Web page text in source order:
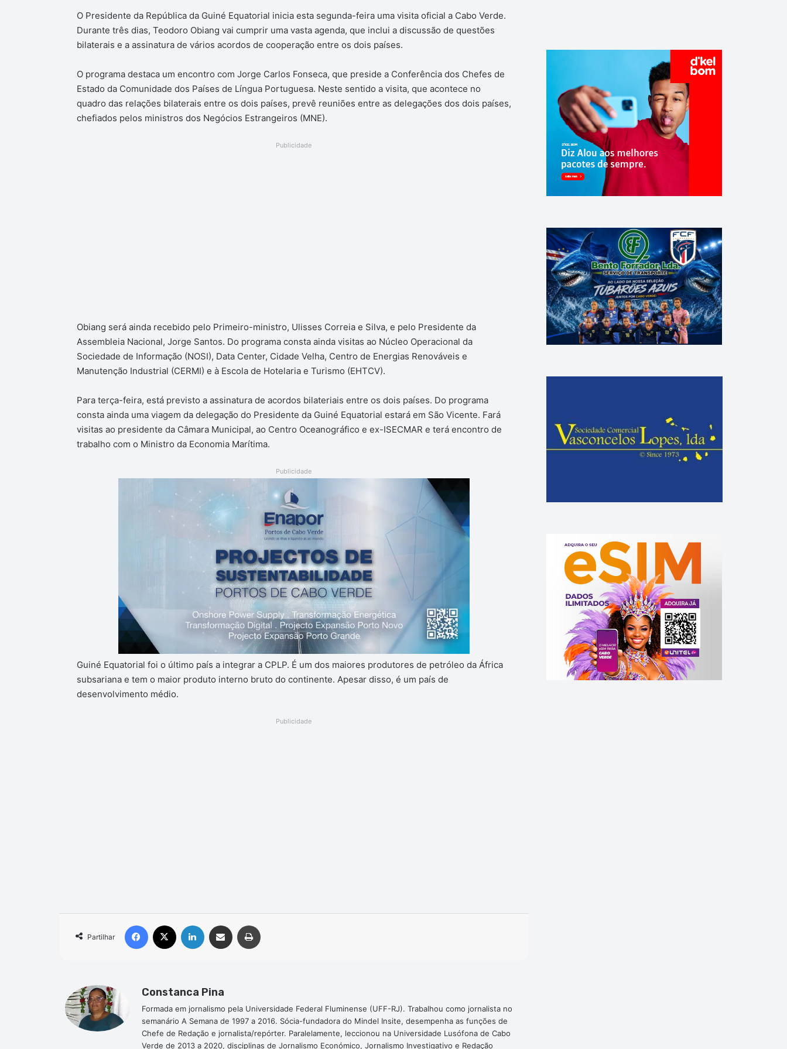
O Presidente da República da Guiné Equatorial inicia esta segunda-feira uma visita oficial a Cabo Verde.
Durante três dias, Teodoro Obiang vai cumprir uma vasta agenda, que inclui a discussão de questões
bilaterais e a assinatura de vários acordos de cooperação entre os dois países.
O programa destaca um encontro com Jorge Carlos Fonseca, que preside a Conferência dos Chefes de
Estado da Comunidade dos Países de Língua Portuguesa. Neste sentido a visita, que acontece no
quadro das relações bilaterais entre os dois países, prevê reuniões entre as delegações dos dois países,
chefiados pelos ministros dos Negócios Estrangeiros (MNE).
Publicidade
Obiang será ainda recebido pelo Primeiro-ministro, Ulisses Correia e Silva, e pelo Presidente da
Assembleia Nacional, Jorge Santos. Do programa consta ainda visitas ao Núcleo Operacional da
Sociedade de Informação (NOSI), Data Center, Cidade Velha, Centro de Energias Renováveis e
Manutenção Industrial (CERMI) e à Escola de Hotelaria e Turismo (EHTCV).
Para terça-feira, está previsto a assinatura de acordos bilateriais entre os dois países. Do programa
consta ainda uma viagem da delegação do Presidente da Guiné Equatorial estará em São Vicente. Fará
visitas ao presidente da Câmara Municipal, ao Centro Oceanográfico e ex-ISECMAR e terá encontro de
trabalho com o Ministro da Economia Marítima.
Publicidade
Guiné Equatorial foi o último país a integrar a CPLP. É um dos maiores produtores de petróleo da África
subsariana e tem o maior produto interno bruto do continente. Apesar disso, é um país de
desenvolvimento médio.
Publicidade
Partilhar
Facebook Linkedin Compartilhar via e-mail
Constanca Pina
Formada em jornalismo pela Universidade Federal Fluminense (UFF-RJ). Trabalhou como jornalista no
semanário A Semana de 1997 a 2016. Sócia-fundadora do Mindel Insite, desempenha as funções de
Chefe de Redação e jornalista/repórter. Paralelamente, leccionou na Universidade Lusófona de Cabo
Verde de 2013 a 2020, disciplinas de Jornalismo Económico, Jornalismo Investigativo e Redação